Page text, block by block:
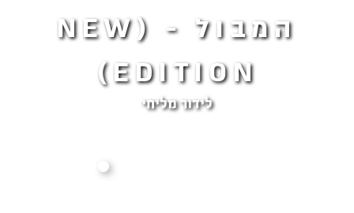
המבול - (NEW
EDITION)
לידור מליחי